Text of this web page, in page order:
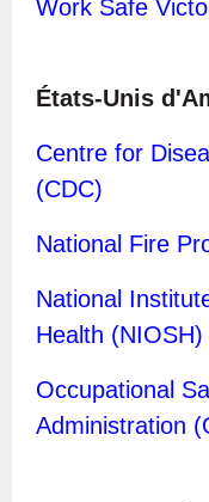
Work Safe
États-Unis
Centre for
(CDC)
National Fire
National
Health (NIOSH)
Occupational
Administration